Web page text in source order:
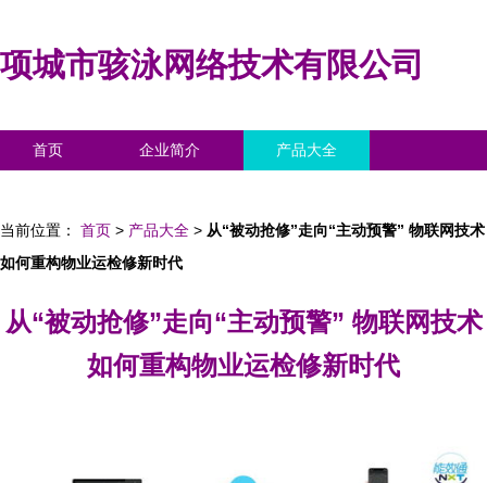
项城市骇泳网络技术有限公司
首页 企业简介 产品大全
当前位置： 首页 > 产品大全 > 从“被动抢修”走向“主动预警” 物联网技术
如何重构物业运检修新时代
从“被动抢修”走向“主动预警” 物联网技术
如何重构物业运检修新时代